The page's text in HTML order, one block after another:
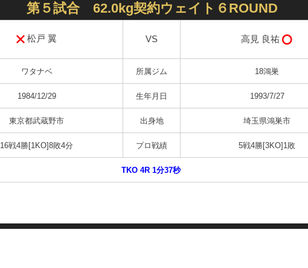
第５試合 62.0kg契約ウェイト６ROUND
松戸 翼 VS 高見 良祐
ワタナベ 所属ジム 18鴻巣
1984/12/29 生年月日 1993/7/27
東京都武蔵野市 出身地 埼玉県鴻巣市
16戦4勝[1KO]8敗4分 プロ戦績 5戦4勝[3KO]1敗
TKO 4R 1分37秒